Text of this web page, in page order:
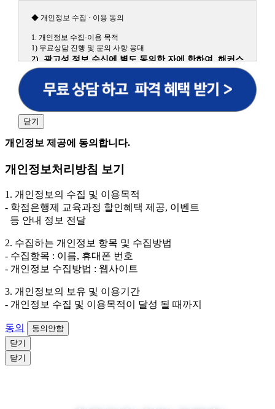
◆ 개인정보 수집 · 이용 동의
1. 개인정보 수집·이용 목적
1) 무료상담 진행 및 문의 사항 응대
2) 광고성 정보 수신에 별도 동의한 자에 한하여 해커스
원격평생교육원을 비롯한 해커스 교육그룹의 새로운 서
비스 신상품이나 이벤트, 최신 정보 안내 등 신청자의 취
향에 맞는 최적의 서비스를 제공하기 위함.
어, 해커스일본어, 해커스잡, 해커스금융, 해커스임용, 해커스공무
원, 해커스경찰, 해커스소방, 해커스공인중개사, 해커스주택관리
사, 해커스편입 등)
3. 개인정보 보유/이용 기간: 법령상 정하는 경우를 제
외하고는 회원탈퇴 시까지 이용 및 보관합니다. 단, 비회
원이거나 상담 시로부터 3년 이내 탈퇴하는 자의 경우,
소비자 불만 또는 분쟁처리를 위해 3년간 보관합니다.
의 경우에는 상담 신청이 제한됩니다.
닫기
개인정보 제공에 동의합니다.
개인정보처리방침 보기
1. 개인정보의 수집 및 이용목적
- 학점은행제 교육과정 할인혜택 제공, 이벤트
등 안내 정보 전달
2. 수집하는 개인정보 항목 및 수집방법
- 수집항목 : 이름, 휴대폰 번호
- 개인정보 수집방법 : 웹사이트
3. 개인정보의 보유 및 이용기간
- 개인정보 수집 및 이용목적이 달성 될 때까지
동의
동의안함
닫기
닫기